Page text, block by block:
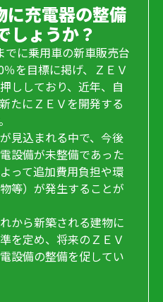
充電器の整備
しょうか？
に乗用車の新車販売台
を目標に掲げ、ＺＥＶ
ししており、近年、自
たにＺＥＶを開発する
見込まれる中で、今後
設備が未整備であった
って追加費用負担や環
等）が発生することが
から新築される建物に
を定め、将来のＺＥＶ
設備の整備を促してい